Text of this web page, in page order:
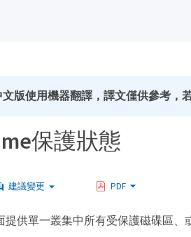
版使用機器翻譯，譯文僅供參考，
保護狀態
建議變更 PDF
提供單一叢集中所有受保護磁碟區